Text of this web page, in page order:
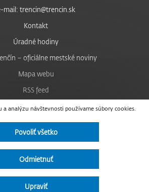
a analýzu návštevnosti používame súbory cookies.
Povoliť všetko
Odmietnuť
Upraviť
mail: trencin@trencin.sk
Kontakt
Úradné hodiny
– oficiálne mestské noviny
Mapa webu
RSS feed
Nastavenie cookies
Facebook
Instagram
o prístupnosti